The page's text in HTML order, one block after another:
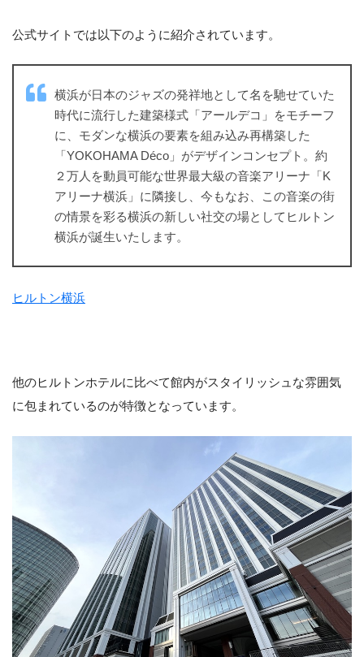
公式サイトでは以下のように紹介されています。
横浜が日本のジャズの発祥地として名を馳せていた
時代に流行した建築様式「アールデコ」をモチーフ
に、モダンな横浜の要素を組み込み再構築した
「YOKOHAMA Déco」がデザインコンセプト。約
２万人を動員可能な世界最大級の音楽アリーナ「K
アリーナ横浜」に隣接し、今もなお、この音楽の街
の情景を彩る横浜の新しい社交の場としてヒルトン
横浜が誕生いたします。
ヒルトン横浜
他のヒルトンホテルに比べて館内がスタイリッシュな雰囲気
に包まれているのが特徴となっています。